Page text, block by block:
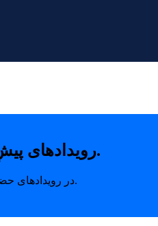
رویدادهای پیشِ روی کامیاب را ببینید و همین امروز با خیال راحت جای خودتان را رزرو کنید.
در رویدادهای حضوری یا آنلاین ما شرکت کنید، مهارت‌های کاربردی بیاموزید و ارتباطاتی بسازید که مسیر رشد شما را متحول می‌کند.